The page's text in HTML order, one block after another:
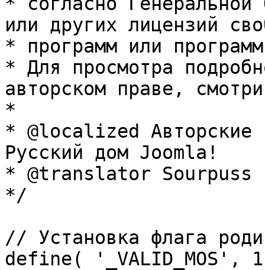
или других лицензий
* программ или
* Для просмотра
авторском праве,
*
* @localized Авторские
Русский дом Joomla!
* @translator Sourpuss
*/
// Установка флага
define( '_VALID_MOS',